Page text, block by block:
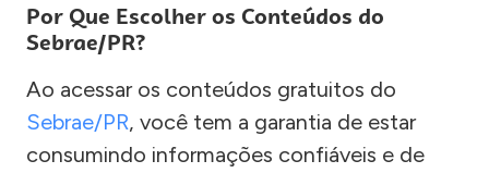
Por Que Escolher os Conteúdos do
Sebrae/PR?
Ao acessar os conteúdos gratuitos do
Sebrae/PR, você tem a garantia de estar
consumindo informações confiáveis e de